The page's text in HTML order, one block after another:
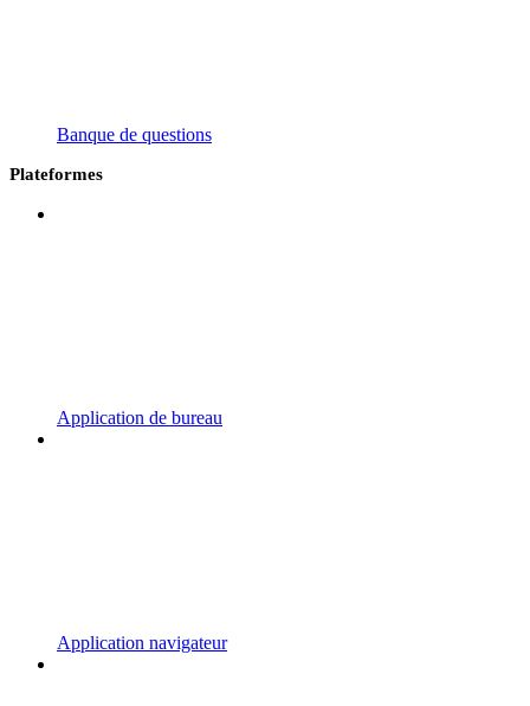
Banque de questions
Plateformes
Application de bureau
Application navigateur